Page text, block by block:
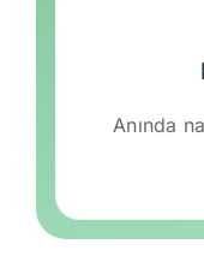
Anında